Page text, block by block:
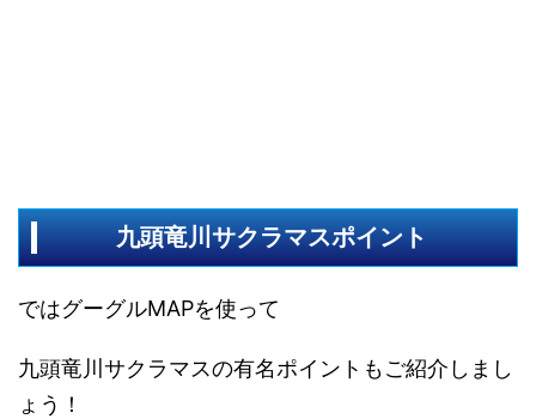
九頭竜川サクラマスポイント
ではグーグルMAPを使って
九頭竜川サクラマスの有名ポイントもご紹介しまし
ょう！